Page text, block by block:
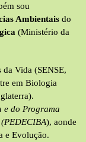
sou
Ambientais do
(Ministério da
Vida (SENSE,
em Biologia
e do Programa
), aonde
e Evolução.